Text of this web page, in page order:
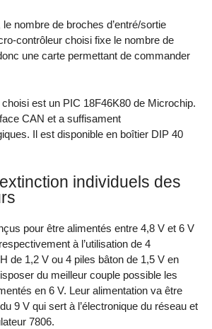
nombre de broches d’entré/sortie
contrôleur choisi fixe le nombre de
une carte permettant de commander
est un PIC 18F46K80 de Microchip.
CAN et a suffisament
Il est disponible en boîtier DIP 40
individuels des
pour être alimentés entre 4,8 V et 6 V
à l’utilisation de 4
de 1,2 V ou 4 piles bâton de 1,5 V en
du meilleur couple possible les
en 6 V. Leur alimentation va être
9 V qui sert à l’électronique du réseau et
7806.